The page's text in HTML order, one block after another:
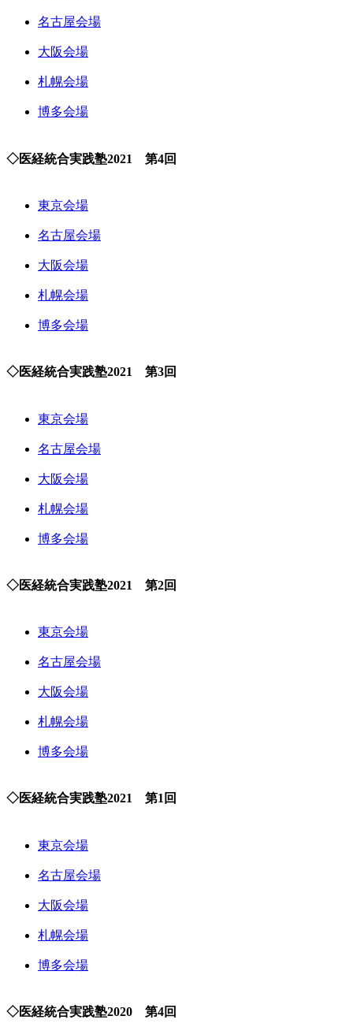
名古屋会場
大阪会場
札幌会場
博多会場
◇医経統合実践塾2021 第4回
東京会場
名古屋会場
大阪会場
札幌会場
博多会場
◇医経統合実践塾2021 第3回
東京会場
名古屋会場
大阪会場
札幌会場
博多会場
◇医経統合実践塾2021 第2回
東京会場
名古屋会場
大阪会場
札幌会場
博多会場
◇医経統合実践塾2021 第1回
東京会場
名古屋会場
大阪会場
札幌会場
博多会場
◇医経統合実践塾2020 第4回